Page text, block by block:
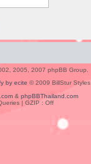
2005, 2007 phpBB Group.
by ecite © 2009 BillStur Styles
&phpBBThailand.com
| GZIP : Off